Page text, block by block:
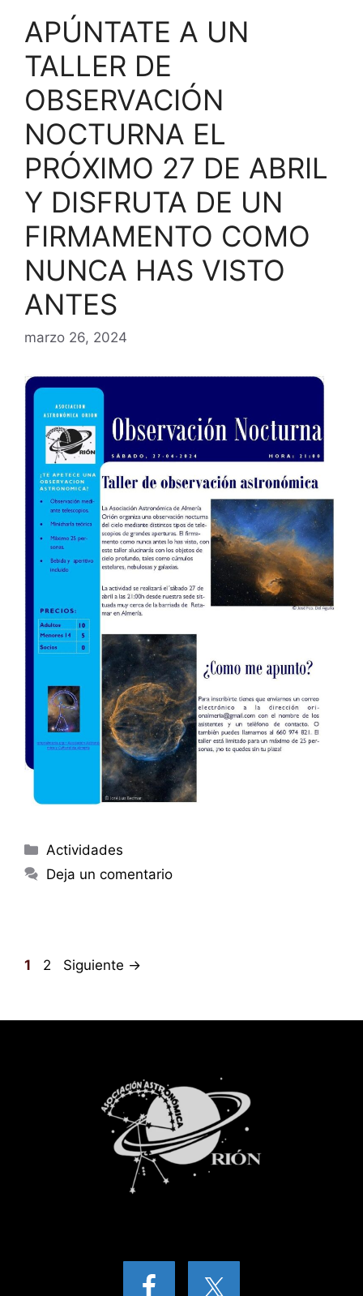
APÚNTATE A UN
TALLER DE
OBSERVACIÓN
NOCTURNA EL
PRÓXIMO 27 DE ABRIL
Y DISFRUTA DE UN
FIRMAMENTO COMO
NUNCA HAS VISTO
ANTES
marzo 26, 2024
Categorías
Actividades
Deja un comentario
Página
1 Página
2 Siguiente →